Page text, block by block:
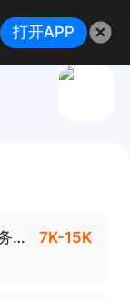
销售（五险一金+提供二餐+外贸业务经理） 7K-15K
打开APP